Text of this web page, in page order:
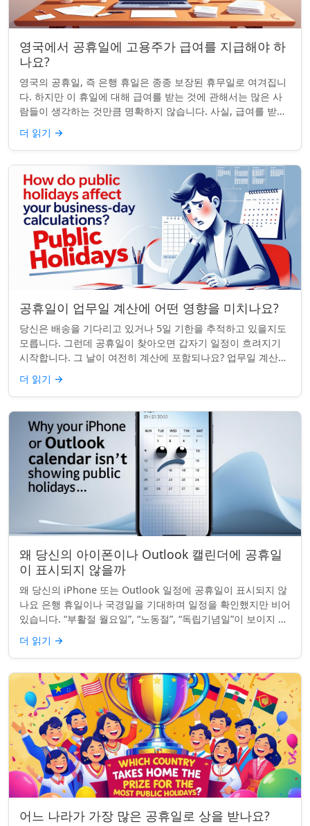
영국에서 공휴일에 고용주가 급여를 지급해야 하
나요?
영국의 공휴일, 즉 은행 휴일은 종종 보장된 휴무일로 여겨집니
다. 하지만 이 휴일에 대해 급여를 받는 것에 관해서는 많은 사
람들이 생각하는 것만큼 명확하지 않습니다. 사실, 급여를 받거
나 하루 쉬는 것이 전적으로 계...
더 읽기 →
공휴일이 업무일 계산에 어떤 영향을 미치나요?
당신은 배송을 기다리고 있거나 5일 기한을 추적하고 있을지도
모릅니다. 그런데 공휴일이 찾아오면 갑자기 일정이 흐려지기
시작합니다. 그 날이 여전히 계산에 포함되나요? 업무일 계산을
할 때 공휴일은 생각보다 더 중요...
더 읽기 →
왜 당신의 아이폰이나 Outlook 캘린더에 공휴일
이 표시되지 않을까
왜 당신의 iPhone 또는 Outlook 일정에 공휴일이 표시되지 않
나요 은행 휴일이나 국경일을 기대하며 일정을 확인했지만 비어
있습니다. “부활절 월요일”, “노동절”, “독립기념일”이 보이지 않
네요. iPhon...
더 읽기 →
어느 나라가 가장 많은 공휴일로 상을 받나요?